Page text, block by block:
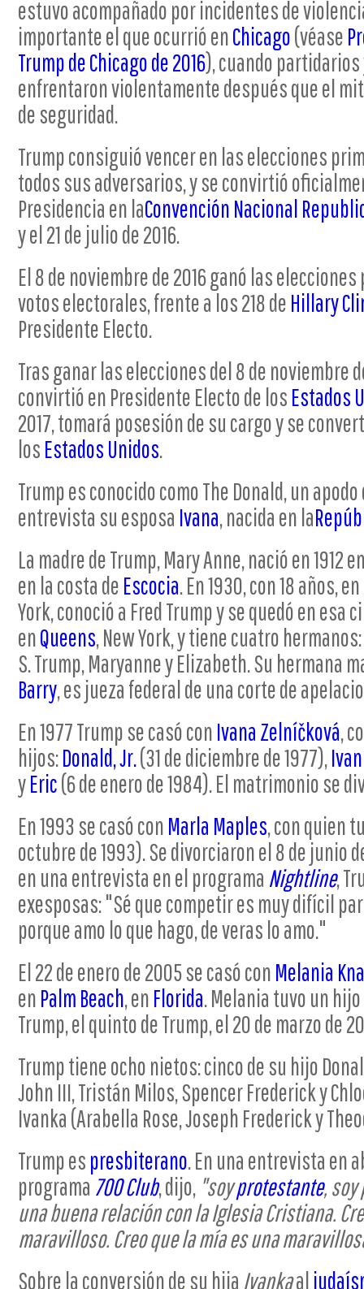
estuvo acompañado por incidentes de
importante el que ocurrió enChicago(véase
Trump de Chicago de 2016), cuando
enfrentaron violentamente después que el
de seguridad.
Trump consiguió vencer en las elecciones
todos sus adversarios, y se convirtió
Presidencia en laConvención Nacional
y el 21 de julio de 2016.
El 8 de noviembre de 2016 ganó las
votos electorales, frente a los 218 de Hillary
Presidente Electo.
Tras ganar las elecciones del 8 de noviembre
convirtió en Presidente Electo de los Estados
2017, tomará posesión de su cargo y se
los Estados Unidos.
Trump es conocido como The Donald, un
entrevista su esposa Ivana, nacida en la
La madre de Trump, Mary Anne, nació en 1912
en la costa de Escocia. En 1930, con 18 años,
York, conoció a Fred Trump y se quedó en esa
enQueens, New York, y tiene cuatro
S. Trump, Maryanne y Elizabeth. Su hermana
Barry, es jueza federal de una corte de
En 1977 Trump se casó con Ivana Zelníčková,
hijos:Donald, Jr.(31 de diciembre de 1977),
yEric(6 de enero de 1984). El matrimonio se
En 1993 se casó con Marla Maples, con quien
octubre de 1993). Se divorciaron el 8 de junio
en una entrevista en el programa Nightline,
exesposas: "Sé que competir es muy difícil
porque amo lo que hago, de veras lo amo."
El 22 de enero de 2005 se casó con Melania
en Palm Beach, en Florida. Melania tuvo un
Trump, el quinto de Trump, el 20 de marzo de
Trump tiene ocho nietos: cinco de su hijo
John III, Tristán Milos, Spencer Frederick y
Ivanka (Arabella Rose, Joseph Frederick y
Trump es presbiterano. En una entrevista en
programa 700 Club, dijo, "soyprotestante, soy
una buena relación con la Iglesia Cristiana.
maravilloso. Creo que la mía es una
Sobre la conversión de su hija Ivankaal